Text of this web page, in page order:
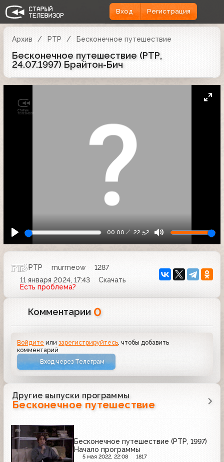
Вход Регистрация
Архив РТР Бесконечное путешествие
Бесконечное путешествие (РТР,
24.07.1997) Брайтон-Бич
00:00 22:52
РТР murmeow
1287
11 января 2024, 17:43
Скачать
Есть проблема?
Комментарии 0
Войдите илизарегистрируйтесь , чтобы добавить
комментарий
Вход через Телеграм
Другие выпуски программы
Бесконечное путешествие
Бесконечное путешествие (РТР, 1997)
Начало программы
5 мая 2022, 22:08 1817